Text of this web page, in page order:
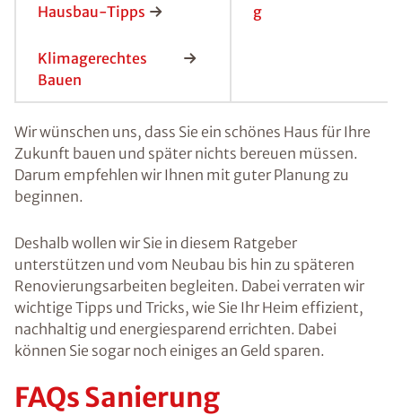
Hausbau-Tipps
Klimagerechtes
Bauen
g
Wir wünschen uns, dass Sie ein schönes Haus für Ihre
Zukunft bauen und später nichts bereuen müssen.
Darum empfehlen wir Ihnen mit guter Planung zu
beginnen.
Deshalb wollen wir Sie in diesem Ratgeber
unterstützen und vom Neubau bis hin zu späteren
Renovierungsarbeiten begleiten. Dabei verraten wir
wichtige Tipps und Tricks, wie Sie Ihr Heim effizient,
nachhaltig und energiesparend errichten. Dabei
können Sie sogar noch einiges an Geld sparen.
FAQs Sanierung